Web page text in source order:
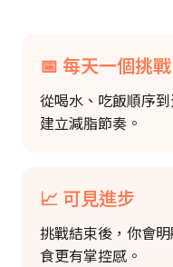
📅 每天一個挑戰
從喝水、吃飯順序
建立減脂節奏。
📈 可見進步
挑戰結束後，你會
食更有掌控感。